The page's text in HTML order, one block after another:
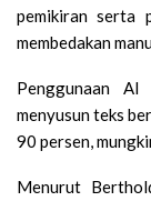
pemikiran serta
membedakan
Penggunaan
menyusun teks
90 persen,
Menurut